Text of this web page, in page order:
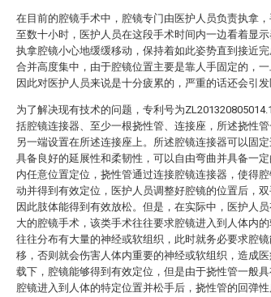
在目前的腔镜手术中，腔镜专门由医护人员负责执拿
至数十小时，医护人员在这段手术时间内一边看着显
执拿腔镜小心地缓缓移动，保持着如此姿势直到接近
合并高度集中，由于腔镜位置主要是靠人手固定的，
因此对医护人员来说是十分疲累的，严重的话还会引发
为了解决现有技术的问题，专利号为
括腔镜连接器、至少一根挠性管、连接座，所述挠性
另一端设置在所述连接座上。所述腔镜连接器可以固
具备良好的延展性和柔韧性，可以自由弯曲并具备一
内任意位置定位，挠性管通过连接腔镜连接器，使得
动并得到有效定位，医护人员调整好腔镜的位置后，
因此肢体能得到有效放松。但是，在实际中，医护人
大的腔镜手术，该类手术往往要求腔镜进入到人体内
往往分布有大量的神经或软组织，此时就务必要求腔
移，否则就会伤害人体内重要的神经或软组织，造成
载下，腔镜能够得到有效定位，但是由于挠性管一般
腔镜进入到人体的特定位置并松手后，挠性管的回弹